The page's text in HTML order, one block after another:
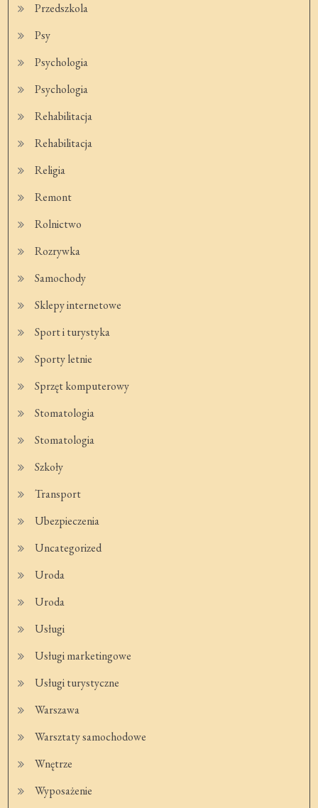
Przedszkola
Psy
Psychologia
Psychologia
Rehabilitacja
Rehabilitacja
Religia
Remont
Rolnictwo
Rozrywka
Samochody
Sklepy internetowe
Sport i turystyka
Sporty letnie
Sprzęt komputerowy
Stomatologia
Stomatologia
Szkoły
Transport
Ubezpieczenia
Uncategorized
Uroda
Uroda
Usługi
Usługi marketingowe
Usługi turystyczne
Warszawa
Warsztaty samochodowe
Wnętrze
Wyposażenie